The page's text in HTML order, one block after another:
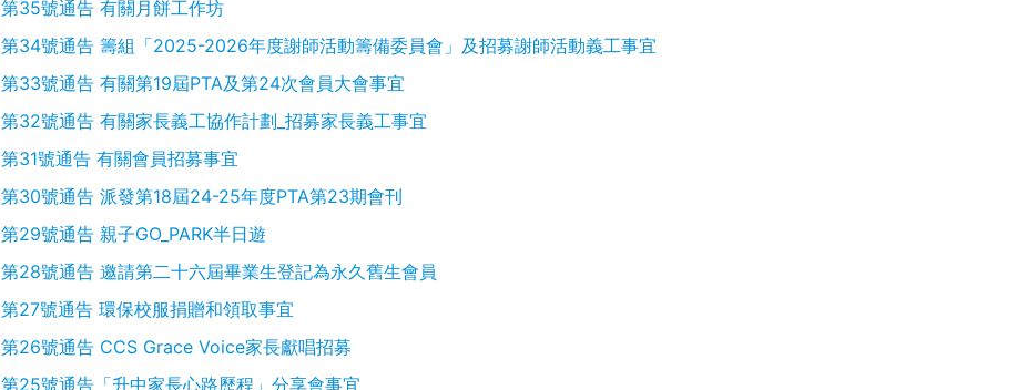
第35號通告 有關月餅工作坊
第34號通告 籌組「2025-2026年度謝師活動籌備委員會」及招募謝師活動義工事宜
第33號通告 有關第19屆PTA及第24次會員大會事宜
第32號通告 有關家長義工協作計劃_招募家長義工事宜
第31號通告 有關會員招募事宜
第30號通告 派發第18屆24-25年度PTA第23期會刊
第29號通告 親子GO_PARK半日遊
第28號通告 邀請第二十六屆畢業生登記為永久舊生會員
第27號通告 環保校服捐贈和領取事宜
第26號通告 CCS Grace Voice家長獻唱招募
第25號通告「升中家長心路歷程」分享會事宜